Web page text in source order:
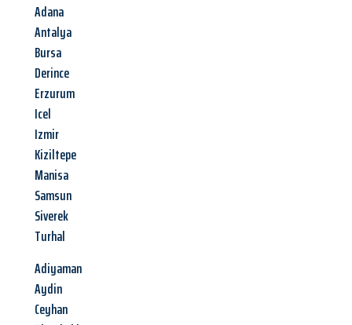
Adana
Antalya
Bursa
Derince
Erzurum
Icel
Izmir
Kiziltepe
Manisa
Samsun
Siverek
Turhal
Adiyaman
Aydin
Ceyhan